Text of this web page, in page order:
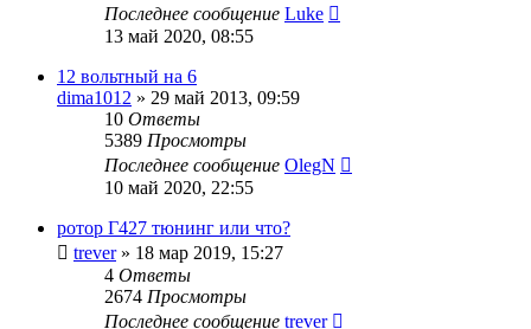
Последнее сообщение Luke
13 май 2020, 08:55
12 вольтный на 6
dima1012 » 29 май 2013, 09:59
10 Ответы
5389 Просмотры
Последнее сообщение OlegN
10 май 2020, 22:55
ротор Г427 тюнинг или что?
trever» 18 мар 2019, 15:27
4 Ответы
2674 Просмотры
Последнее сообщение trever